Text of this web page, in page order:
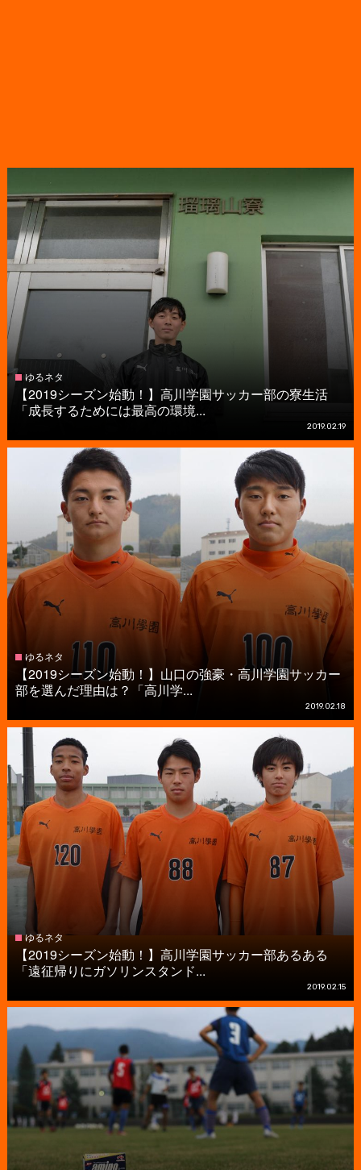
ゆるネタ
【2019シーズン始動！】高川学園サッカー部の寮生活
「成長するためには最高の環境...
2019.02.19
ゆるネタ
【2019シーズン始動！】山口の強豪・高川学園サッカー
部を選んだ理由は？「高川学...
2019.02.18
ゆるネタ
【2019シーズン始動！】高川学園サッカー部あるある
「遠征帰りにガソリンスタンド...
2019.02.15